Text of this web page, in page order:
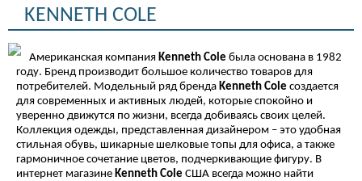
KENNETH COLE
Американская компания Kenneth Cole была основана в 1982
году. Бренд производит большое количество товаров для
потребителей. Модельный ряд бренда Kenneth Cole создается
для современных и активных людей, которые спокойно и
уверенно движутся по жизни, всегда добиваясь своих целей.
Коллекция одежды, представленная дизайнером – это удобная
стильная обувь, шикарные шелковые топы для офиса, а также
гармоничное сочетание цветов, подчеркивающие фигуру. В
интернет магазине Kenneth Cole США всегда можно найти